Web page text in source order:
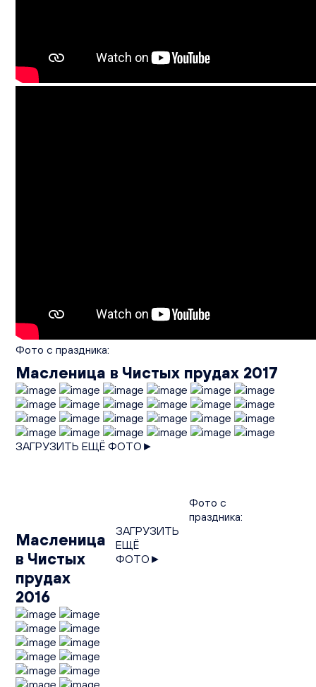
Фото с праздника:
Масленица в Чистых прудах 2017
ЗАГРУЗИТЬ ЕЩЁ ФОТО►
Фото с
праздника:
Масленица
в Чистых
прудах
2016
ЗАГРУЗИТЬ
ЕЩЁ
ФОТО►